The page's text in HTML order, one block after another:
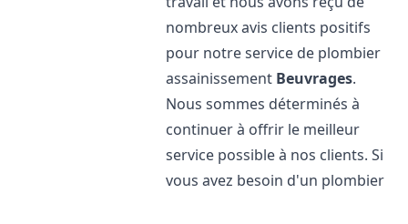
nombreux avis clients positifs
pour notre service de plombier
assainissement Beuvrages.
Nous sommes déterminés à
continuer à offrir le meilleur
service possible à nos clients. Si
vous avez besoin d'un plombier